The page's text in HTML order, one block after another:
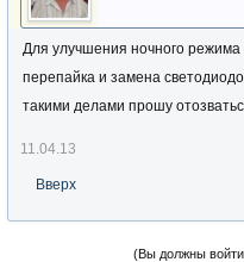
Для улучшения ночного режима
перепайка и замена
такими делами прошу
11.04.13
Вверх
(Вы должны войти